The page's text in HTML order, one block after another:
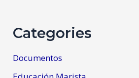
Categories
Documentos